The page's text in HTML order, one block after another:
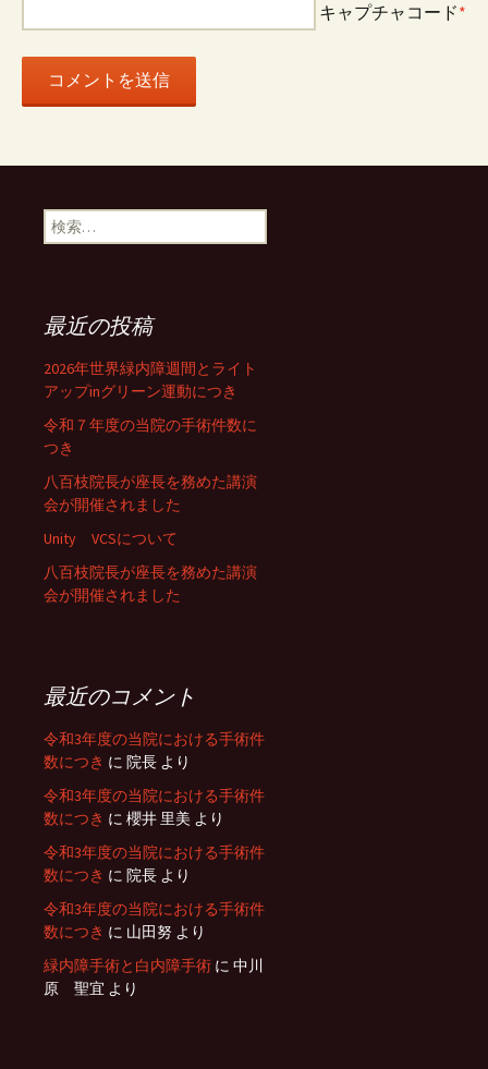
キャプチャコード*
検
索:
最近の投稿
2026年世界緑内障週間とライト
アップinグリーン運動につき
令和７年度の当院の手術件数に
つき
八百枝院長が座長を務めた講演
会が開催されました
Unity VCSについて
八百枝院長が座長を務めた講演
会が開催されました
最近のコメント
令和3年度の当院における手術件
数につき に 院長 より
令和3年度の当院における手術件
数につき に 櫻井 里美 より
令和3年度の当院における手術件
数につき に 院長 より
令和3年度の当院における手術件
数につき に 山田努 より
緑内障手術と白内障手術 に 中川
原 聖宜 より